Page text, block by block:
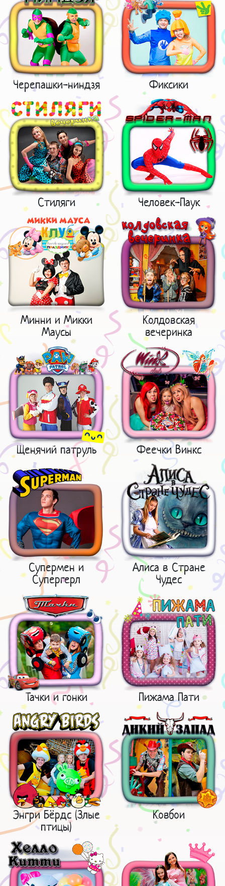
Черепашки-ниндзя Фиксики
Стиляги Человек-Паук
Минни и Микки
Маусы
Колдовская
вечеринка
Щенячий патруль Феечки Винкс
Супермен и
Супергерл
Алиса в Стране
Чудес
Тачки и гонки Пижама Пати
Энгри Бёрдс (Злые
птицы)
Ковбои